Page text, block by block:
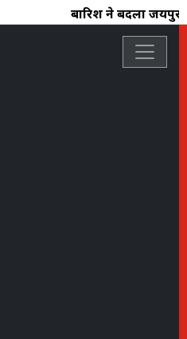
बारिश ने बदला जयपुर